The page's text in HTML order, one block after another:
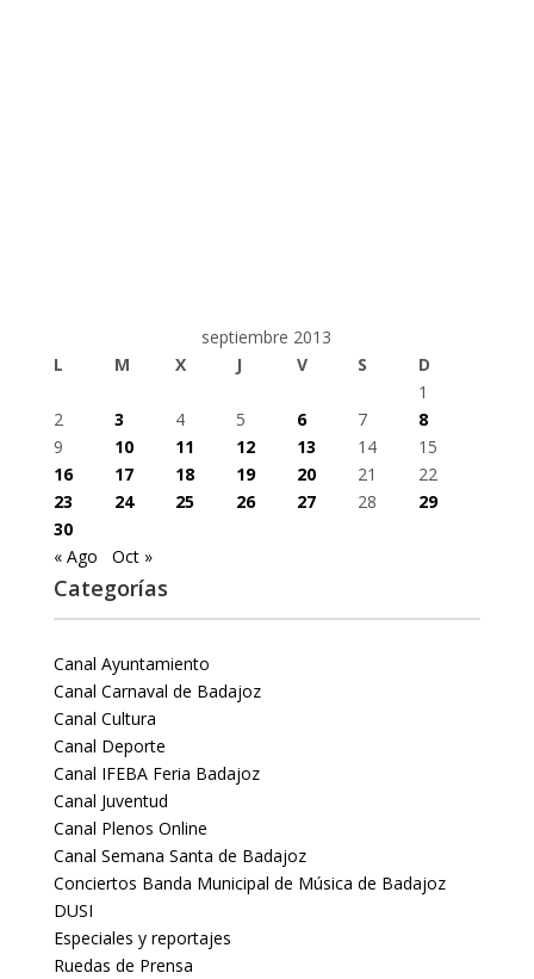
septiembre 2013
L
M X J V S
D
1
2
3 4 5 6 7
8
9
10 11 12 13 14
15
16
17 18 19 20 21
22
23
24 25 26 27 28
29
30
« Ago
Oct »
Categorías
Canal Ayuntamiento
Canal Carnaval de Badajoz
Canal Cultura
Canal Deporte
Canal IFEBA Feria Badajoz
Canal Juventud
Canal Plenos Online
Canal Semana Santa de Badajoz
Conciertos Banda Municipal de Música de Badajoz
DUSI
Especiales y reportajes
Ruedas de Prensa